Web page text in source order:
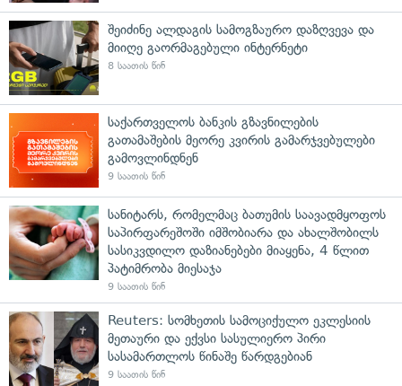
შეიძინე ალდაგის სამოგზაურო დაზღვევა და
მიიღე გაორმაგებული ინტერნეტი
8 საათის წინ
საქართველოს ბანკის გზავნილების
გათამაშების მეორე კვირის გამარჯვებულები
გამოვლინდნენ
9 საათის წინ
სანიტარს, რომელმაც ბათუმის საავადმყოფოს
საპირფარეშოში იმშობიარა და ახალშობილს
სასიკვდილო დაზიანებები მიაყენა, 4 წლით
პატიმრობა მიესაჯა
9 საათის წინ
Reuters: სომხეთის სამოციქულო ეკლესიის
მეთაური და ექვსი სასულიერო პირი
სასამართლოს წინაშე წარდგებიან
9 საათის წინ